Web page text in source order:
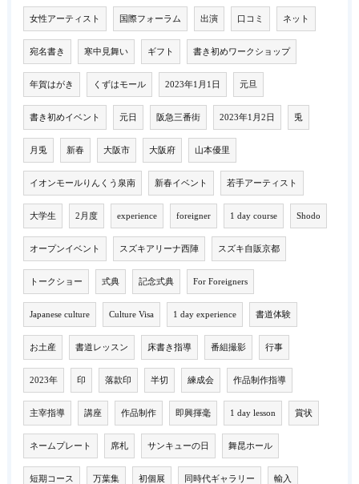
女性アーティスト 国際フォーラム 出演 口コミ ネット
宛名書き 寒中見舞い ギフト 書き初めワークショップ
年賀はがき くずはモール 2023年1月1日 元旦
書き初めイベント 元日 阪急三番街 2023年1月2日 兎
月兎 新春 大阪市 大阪府 山本優里
イオンモールりんくう泉南 新春イベント 若手アーティスト
大学生 2月度 experience foreigner 1 day course Shodo
オープンイベント スズキアリーナ西陣 スズキ自販京都
トークショー 式典 記念式典 For Foreigners
Japanese culture Culture Visa 1 day experience 書道体験
お土産 書道レッスン 床書き指導 番組撮影 行事
2023年 印 落款印 半切 練成会 作品制作指導
主宰指導 講座 作品制作 即興揮毫 1 day lesson 賞状
ネームプレート 席札 サンキューの日 舞昆ホール
短期コース 万葉集 初個展 同時代ギャラリー 輸入